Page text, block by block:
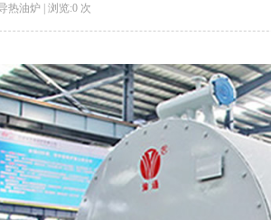
热油炉 | 浏览:0 次